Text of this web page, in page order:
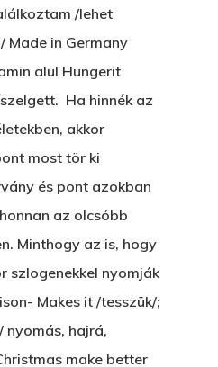
/lehet
Made in Germany
alul Hungerit
Ha hinnék az
akkor
most tör ki
és pont azokban
az olcsóbb
Minthogy az is, hogy
szlogenekkel nyomják
Makes it /tesszük/;
nyomás, hajrá,
make better